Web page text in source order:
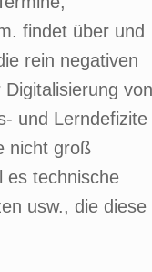
findet über und
rein negativen
von
und Lerndefizite
nicht groß
es technische
usw., die diese